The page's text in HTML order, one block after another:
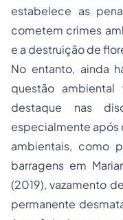
estabelece as
cometem crimes
e a destruição de
No entanto, ainda
questão
destaque nas
especialmente após
ambientais, como
barragens em
(2019), vazamento
permanente